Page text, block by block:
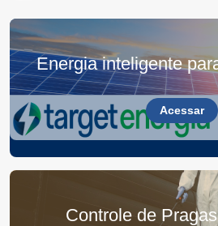
Energia inteligente
Acessar
Controle de